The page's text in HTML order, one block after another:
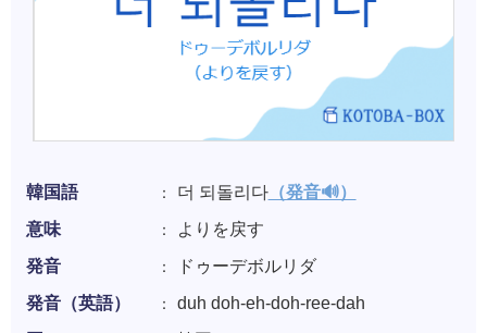
韓国語 더 되돌리다（発音🔊）
意味
よりを戻す
発音
ドゥーデボルリダ
発音（英語）
duh doh-eh-doh-ree-dah